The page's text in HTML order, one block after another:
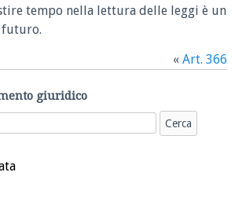
tempo nella lettura delle leggi è un
« Art. 366
giuridico